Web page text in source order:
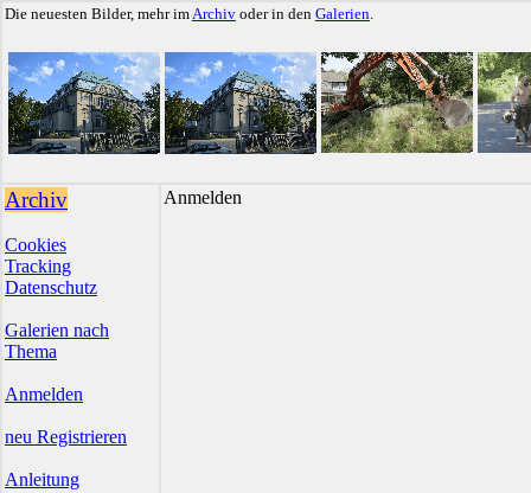
Die neuesten Bilder, mehr imArchiv oder in den Galerien.
Archiv
Cookies
Tracking
Datenschutz
Galerien nach
Thema
Anmelden
neu Registrieren
Anleitung
Anmelden